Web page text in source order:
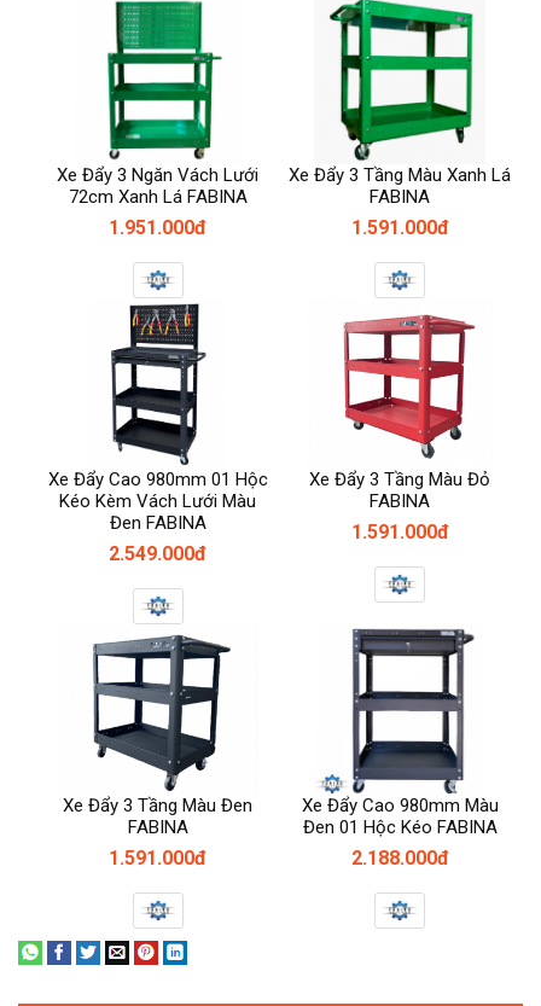
Xe Đẩy 3 Ngăn Vách Lưới
72cm Xanh Lá FABINA
1.951.000đ
Xe Đẩy 3 Tầng Màu Xanh Lá
FABINA
1.591.000đ
Xe Đẩy Cao 980mm 01 Hộc
Kéo Kèm Vách Lưới Màu
Đen FABINA
2.549.000đ
Xe Đẩy 3 Tầng Màu Đỏ
FABINA
1.591.000đ
Xe Đẩy 3 Tầng Màu Đen
FABINA
1.591.000đ
Xe Đẩy Cao 980mm Màu
Đen 01 Hộc Kéo FABINA
2.188.000đ